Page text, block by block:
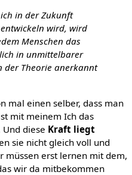
in der Zukunft
wird, wird
Menschen das
in unmittelbarer
der Theorie anerkannt
mal einen selber, dass man
mit meinem Ich das
diese Kraft liegt
sie nicht gleich voll und
müssen erst lernen mit dem,
wir da mitbekommen